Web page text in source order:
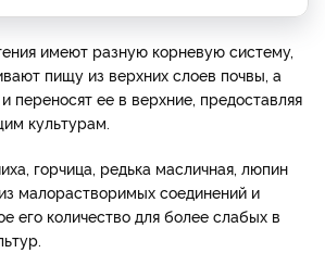
имеют разную корневую систему,
пищу из верхних слоев почвы, а
переносят ее в верхние, предоставляя
культурам.
горчица, редька масличная, люпин
малорастворимых соединений и
его количество для более слабых в